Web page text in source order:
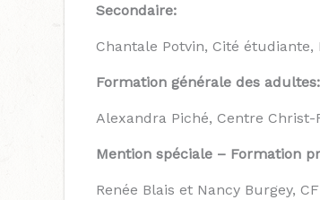
Secondaire:
Chantale Potvin, Cité étudiante,
Formation générale des adultes:
Alexandra Piché, Centre Christ-
Mention spéciale – Formation
Renée Blais et Nancy Burgey,